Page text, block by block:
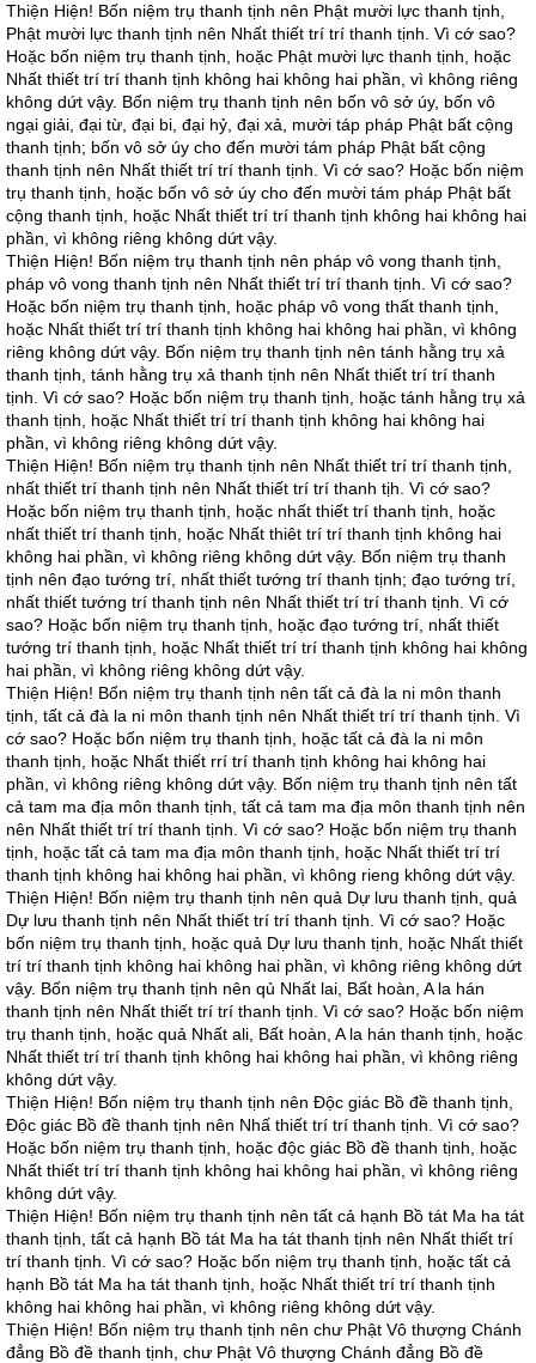
Thiện Hiện! Bốn niệm trụ thanh tịnh nên Phật mười lực thanh tịnh,
Phật mười lực thanh tịnh nên Nhất thiết trí trí thanh tịnh. Vì cớ sao?
Hoặc bốn niệm trụ thanh tịnh, hoặc Phật mười lực thanh tịnh, hoặc
Nhất thiết trí trí thanh tịnh không hai không hai phần, vì không riêng
không dứt vậy. Bốn niệm trụ thanh tịnh nên bốn vô sở úy, bốn vô
ngại giải, đại từ, đại bi, đại hỷ, đại xả, mười táp pháp Phật bất cộng
thanh tịnh; bốn vô sở úy cho đến mười tám pháp Phật bất cộng
thanh tịnh nên Nhất thiết trí trí thanh tịnh. Vì cớ sao? Hoặc bốn niệm
trụ thanh tịnh, hoặc bốn vô sở úy cho đến mười tám pháp Phật bất
cộng thanh tịnh, hoặc Nhất thiết trí trí thanh tịnh không hai không hai
phần, vì không riêng không dứt vậy.
Thiện Hiện! Bốn niệm trụ thanh tịnh nên pháp vô vong thanh tịnh,
pháp vô vong thanh tịnh nên Nhất thiết trí trí thanh tịnh. Vì cớ sao?
Hoặc bốn niệm trụ thanh tịnh, hoặc pháp vô vong thất thanh tịnh,
hoặc Nhất thiết trí trí thanh tịnh không hai không hai phần, vì không
riêng không dứt vậy. Bốn niệm trụ thanh tịnh nên tánh hằng trụ xả
thanh tịnh, tánh hằng trụ xả thanh tịnh nên Nhất thiết trí trí thanh
tịnh. Vì cớ sao? Hoặc bốn niệm trụ thanh tịnh, hoặc tánh hằng trụ xả
thanh tịnh, hoặc Nhất thiết trí trí thanh tịnh không hai không hai
phần, vì không riêng không dứt vậy.
Thiện Hiện! Bốn niệm trụ thanh tịnh nên Nhất thiết trí trí thanh tịnh,
nhất thiết trí thanh tịnh nên Nhất thiết trí trí thanh tịh. Vì cớ sao?
Hoặc bốn niệm trụ thanh tịnh, hoặc nhất thiết trí thanh tịnh, hoặc
nhất thiết trí thanh tịnh, hoặc Nhất thiêt trí trí thanh tịnh không hai
không hai phần, vì không riêng không dứt vậy. Bốn niệm trụ thanh
tịnh nên đạo tướng trí, nhất thiết tướng trí thanh tịnh; đạo tướng trí,
nhất thiết tướng trí thanh tịnh nên Nhất thiết trí trí thanh tịnh. Vì cớ
sao? Hoặc bốn niệm trụ thanh tịnh, hoặc đạo tướng trí, nhất thiết
tướng trí thanh tịnh, hoặc Nhất thiết trí trí thanh tịnh không hai không
hai phần, vì không riêng không dứt vậy.
Thiện Hiện! Bốn niệm trụ thanh tịnh nên tất cả đà la ni môn thanh
tịnh, tất cả đà la ni môn thanh tịnh nên Nhất thiết trí trí thanh tịnh. Vì
cớ sao? Hoặc bốn niệm trụ thanh tịnh, hoặc tất cả đà la ni môn
thanh tịnh, hoặc Nhất thiết rrí trí thanh tịnh không hai không hai
phần, vì không riêng không dứt vậy. Bốn niệm trụ thanh tịnh nên tất
cả tam ma địa môn thanh tịnh, tất cả tam ma địa môn thanh tịnh nên
nên Nhất thiết trí trí thanh tịnh. Vì cớ sao? Hoặc bốn niệm trụ thanh
tịnh, hoặc tất cả tam ma địa môn thanh tịnh, hoặc Nhất thiết trí trí
thanh tịnh không hai không hai phần, vì không rieng không dứt vậy.
Thiện Hiện! Bốn niệm trụ thanh tịnh nên quả Dự lưu thanh tịnh, quả
Dự lưu thanh tịnh nên Nhất thiết trí trí thanh tịnh. Vì cớ sao? Hoặc
bốn niệm trụ thanh tịnh, hoặc quả Dự lưu thanh tịnh, hoặc Nhất thiết
trí trí thanh tịnh không hai không hai phần, vì không riêng không dứt
vậy. Bốn niệm trụ thanh tịnh nên qủ Nhất lai, Bất hoàn, A la hán
thanh tịnh nên Nhất thiết trí trí thanh tịnh. Vì cớ sao? Hoặc bốn niệm
trụ thanh tịnh, hoặc quả Nhất ali, Bất hoàn, A la hán thanh tịnh, hoặc
Nhất thiết trí trí thanh tịnh không hai không hai phần, vì không riêng
không dứt vậy.
Thiện Hiện! Bốn niệm trụ thanh tịnh nên Độc giác Bồ đề thanh tịnh,
Độc giác Bồ đề thanh tịnh nên Nhấ thiết trí trí thanh tịnh. Vì cớ sao?
Hoặc bốn niệm trụ thanh tịnh, hoặc độc giác Bồ đề thanh tịnh, hoặc
Nhất thiết trí trí thanh tịnh không hai không hai phần, vì không riêng
không dứt vậy.
Thiện Hiện! Bốn niệm trụ thanh tịnh nên tất cả hạnh Bồ tát Ma ha tát
thanh tịnh, tất cả hạnh Bồ tát Ma ha tát thanh tịnh nên Nhất thiết trí
trí thanh tịnh. Vì cớ sao? Hoặc bốn niệm trụ thanh tịnh, hoặc tất cả
hạnh Bồ tát Ma ha tát thanh tịnh, hoặc Nhất thiết trí trí thanh tịnh
không hai không hai phần, vì không riêng không dứt vậy.
Thiện Hiện! Bốn niệm trụ thanh tịnh nên chư Phật Vô thượng Chánh
đẳng Bồ đề thanh tịnh, chư Phật Vô thượng Chánh đẳng Bồ đề